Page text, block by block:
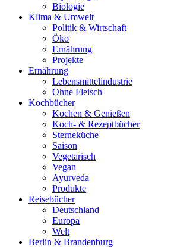
Biologie
Klima & Umwelt
Politik & Wirtschaft
Öko
Ernährung
Projekte
Ernährung
Lebensmittelindustrie
Ohne Fleisch
Kochbücher
Kochen & Genießen
Koch- & Rezeptbücher
Sterneküche
Saison
Vegetarisch
Vegan
Ayurveda
Produkte
Reisebücher
Deutschland
Europa
Welt
Berlin & Brandenburg